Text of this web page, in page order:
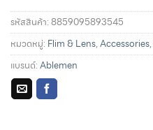
รหัสสินค้า:8859095893545
หมวดหมู่: Flim & Lens,Accessories,
แบรนด์:Ablemen